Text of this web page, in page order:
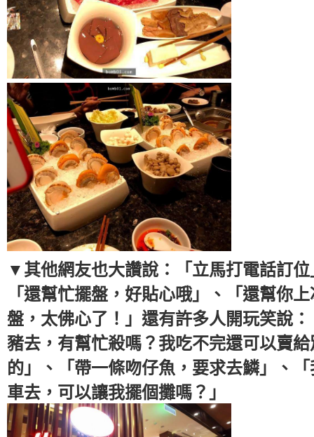
▼其他網友也大讚說：「立馬打電話訂位
「還幫忙擺盤，好貼心哦」、「還幫你
盤，太佛心了！」還有許多人開玩笑說：
豬去，有幫忙殺嗎？我吃不完還可以賣給
的」、「帶一條吻仔魚，要求去鱗」、
車去，可以讓我擺個攤嗎？」